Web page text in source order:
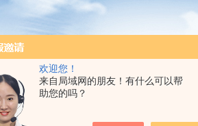
欢迎您！
来自局域网的朋友！有什么可以帮
助您的吗？